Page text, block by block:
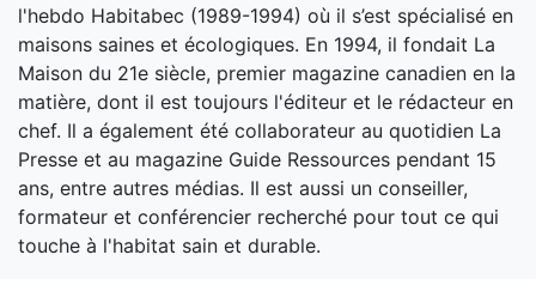
l'hebdo Habitabec (1989-1994) où il s’est spécialisé en
maisons saines et écologiques. En 1994, il fondait La
Maison du 21e siècle, premier magazine canadien en la
matière, dont il est toujours l'éditeur et le rédacteur en
chef. Il a également été collaborateur au quotidien La
Presse et au magazine Guide Ressources pendant 15
ans, entre autres médias. Il est aussi un conseiller,
formateur et conférencier recherché pour tout ce qui
touche à l'habitat sain et durable.